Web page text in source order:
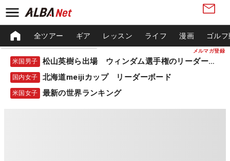
メルマガ登録
全ツアー ギア レッスン ライフ 漫画 ゴル
米国男子 松山英樹ら出場 ウィンダム選手権のリーダーボード
国内女子 北海道meijiカップ リーダーボード
米国女子 最新の世界ランキング